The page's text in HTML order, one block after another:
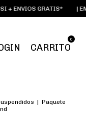
GRATIS* | EMAIL:
CARRITO
0
| Paquete